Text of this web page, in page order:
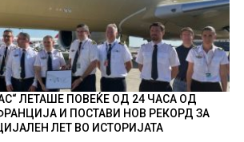
ЛЕТАШЕ ПОВЕЌЕ ОД 24 ЧАСА ОД
И ПОСТАВИ НОВ РЕКОРД ЗА
ЛЕТ ВО ИСТОРИЈАТА